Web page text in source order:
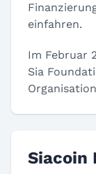
einfahren.
Im Februar
Sia
Siacoin